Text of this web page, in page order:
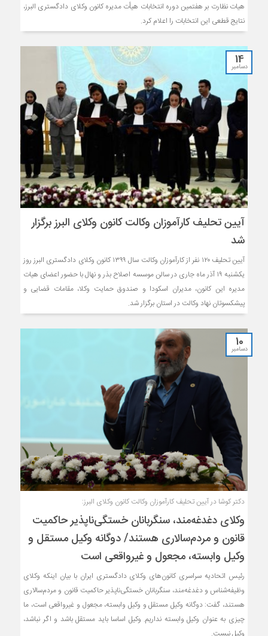
هیات نظارت بر هفتمین دوره انتخابات هیأت مدیره کانون وکلای دادگستری البرز،
نتایج قطعی این انتخابات را اعلام کرد.
14
دسامبر
آیین تحلیف کارآموزان وکالت کانون وکلاى البرز برگزار
شد
آیین تحلیف ١٢٠ نفر از کارآموزان وکالت سال ۱۳۹۹ کانون وکلاى دادگسترى البرز روز
یکشنبه ۱۹ آذر ماه جاری در سالن موسسه اصلاح بذر و نهال با حضور اعضاى هیات
مدیره این کانون، مدیران اسکودا و صندوق حمایت وکلا، مقامات قضایى و
پیشکسوتان نهاد وکالت در استان برگزار شد.
10
دسامبر
دکتر کوشا در آیین تحلیف کارآموزان وکالت کانون وکلای البرز:
وکلای دغدغه‌مند، سنگربانان خستگی‌ناپذیر حاکمیت
قانون و مردم‌سالاری هستند/ دوگانه وکیل مستقل و
وکیل وابسته، مجعول و غیرواقعی است
رئیس اتحادیه سراسری کانون‌های وکلای دادگستری ایران با بیان اینکه وکلای
وظیفه‌شناس و دغدغه‌مند، سنگربانان خستگی‌ناپذیر حاکمیت قانون و مردم‌سالاری
هستند، گفت: دوگانه وکیل مستقل و وکیل وابسته، مجعول و غیرواقعی است، ما
چیزی به عنوان وکیل وابسته نداریم. وکیل اساسا باید مستقل باشد و اگر نباشد،
وکیل نیست.